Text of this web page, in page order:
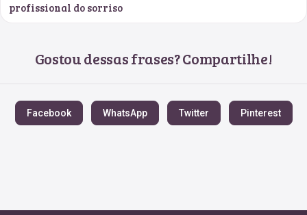
profissional do sorriso
Gostou dessas frases? Compartilhe!
Facebook WhatsApp Twitter Pinterest